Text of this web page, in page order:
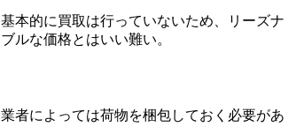
基本的に買取は行っていないため、リーズナ
ブルな価格とはいい難い。
業者によっては荷物を梱包しておく必要があ